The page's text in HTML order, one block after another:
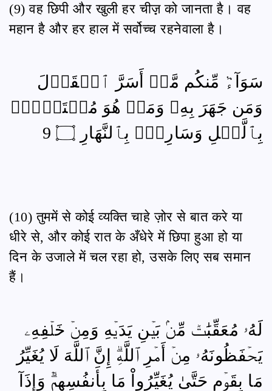
(9) वह छिपी और खुली हर चीज़़ को जानता है। वह
महान है और हर हाल में सर्वोच्च रहनेवाला है।
سَوَآءٞ مِّنكُم مَّنۡ أَسَرَّ ٱلۡقَوۡلَ
وَمَن جَهَرَ بِهِۦ وَمَنۡ هُوَ مُسۡتَخۡفِۭ
بِٱلَّيۡلِ وَسَارِبُۢ بِٱلنَّهَارِ ۝ 9
(10) तुममें से कोई व्यक्ति चाहे ज़ोर से बात करे या
धीरे से, और कोई रात के अँधेरे में छिपा हुआ हो या
दिन के उजाले में चल रहा हो, उसके लिए सब समान
हैं।
لَهُۥ مُعَقِّبَٰتٞ مِّنۢ بَيۡنِ يَدَيۡهِ وَمِنۡ خَلۡفِهِۦ
يَحۡفَظُونَهُۥ مِنۡ أَمۡرِ ٱللَّهِۗ إِنَّ ٱللَّهَ لَا يُغَيِّرُ
مَا بِقَوۡمٍ حَتَّىٰ يُغَيِّرُواْ مَا بِأَنفُسِهِمۡۗ وَإِذَآ